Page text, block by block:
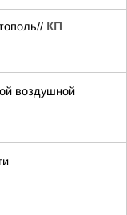
КП
воздушной